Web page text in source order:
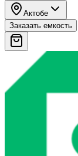
Актобе
Заказать емкость